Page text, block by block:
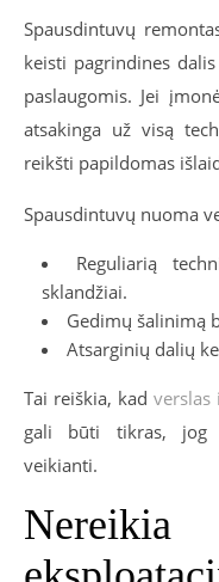
Spausdintuvų
keisti pagrindines
paslaugomis. Jei
atsakinga už visą
reikšti papildomas
Spausdintuvų nuoma
Reguliarią
sklandžiai.
Gedimų šalinimą
Atsarginių dalių
Tai reiškia, kad verslas
gali būti tikras, jog
veikianti.